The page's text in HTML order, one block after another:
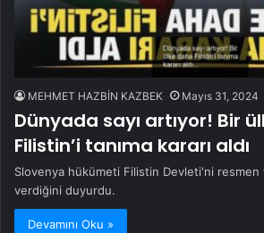
MEHMET HAZBİN KAZBEK Mayıs 31, 2024
Dünyada sayı artıyor! Bir
Filistin’i tanıma kararı aldı
Slovenya hükümeti Filistin Devleti'ni resmen
verdiğini duyurdu.
Devamını Oku »